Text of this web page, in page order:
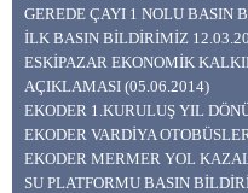
GEREDE ÇAYI 1 NOLU BASIN
İLK BASIN BİLDİRİMİZ
ESKİPAZAR EKONOMİK
AÇIKLAMASI (05.06.2014)
EKODER 1.KURULUŞ YIL
EKODER VARDİYA
EKODER MERMER YOL
SU PLATFORMU BASIN